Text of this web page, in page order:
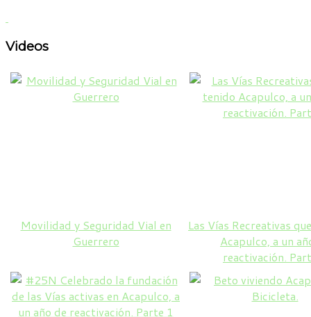
Videos
Movilidad y Seguridad Vial en
Guerrero
Las Vías Recreativas
Acapulco, a un
reactivación.